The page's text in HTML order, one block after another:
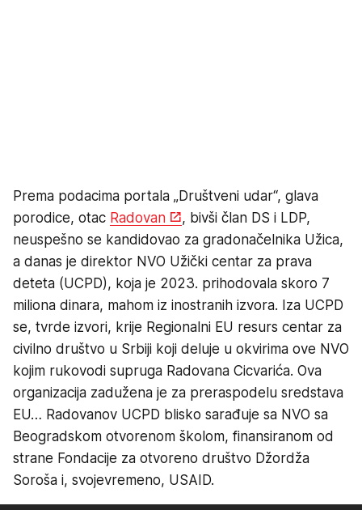
Prema podacima portala „Društveni udar“, glava
porodice, otac Radovan
, bivši član DS i LDP,
neuspešno se kandidovao za gradonačelnika Užica,
a danas je direktor NVO Užički centar za prava
deteta (UCPD), koja je 2023. prihodovala skoro 7
miliona dinara, mahom iz inostranih izvora. Iza UCPD
se, tvrde izvori, krije Regionalni EU resurs centar za
civilno društvo u Srbiji koji deluje u okvirima ove NVO
kojim rukovodi supruga Radovana Cicvarića. Ova
organizacija zadužena je za preraspodelu sredstava
EU… Radovanov UCPD blisko sarađuje sa NVO sa
Beogradskom otvorenom školom, finansiranom od
strane Fondacije za otvoreno društvo Džordža
Soroša i, svojevremeno, USAID.